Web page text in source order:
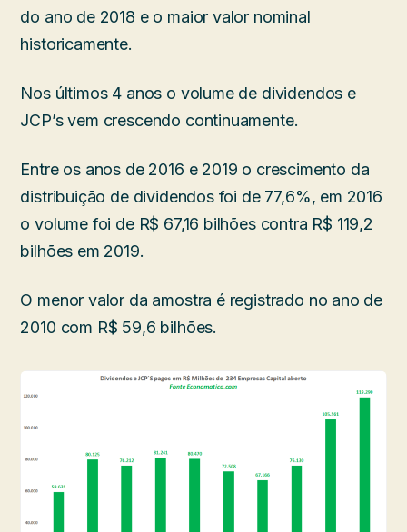
do ano de 2018 e o maior valor nominal
historicamente.
Nos últimos 4 anos o volume de dividendos e
JCP’s vem crescendo continuamente.
Entre os anos de 2016 e 2019 o crescimento da
distribuição de dividendos foi de 77,6%, em 2016
o volume foi de R$ 67,16 bilhões contra R$ 119,2
bilhões em 2019.
O menor valor da amostra é registrado no ano de
2010 com R$ 59,6 bilhões.